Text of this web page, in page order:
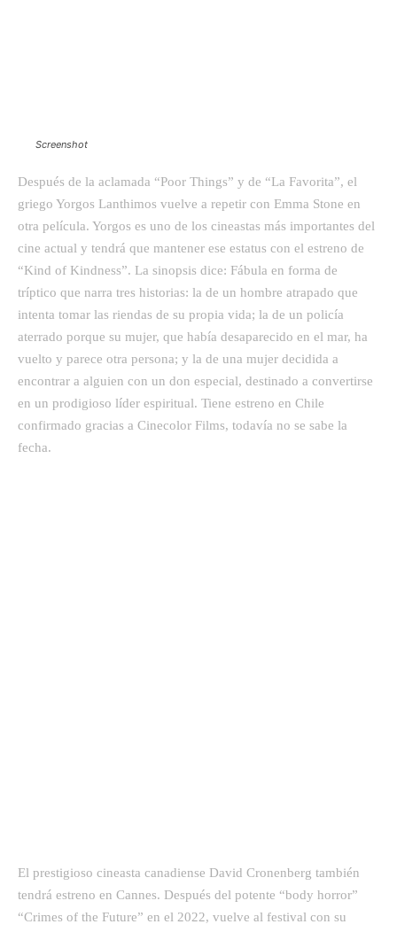
Screenshot
Después de la aclamada “Poor Things” y de “La Favorita”, el
griego Yorgos Lanthimos vuelve a repetir con Emma Stone en
otra película. Yorgos es uno de los cineastas más importantes del
cine actual y tendrá que mantener ese estatus con el estreno de
“Kind of Kindness”. La sinopsis dice: Fábula en forma de
tríptico que narra tres historias: la de un hombre atrapado que
intenta tomar las riendas de su propia vida; la de un policía
aterrado porque su mujer, que había desaparecido en el mar, ha
vuelto y parece otra persona; y la de una mujer decidida a
encontrar a alguien con un don especial, destinado a convertirse
en un prodigioso líder espiritual. Tiene estreno en Chile
confirmado gracias a Cinecolor Films, todavía no se sabe la
fecha.
El prestigioso cineasta canadiense David Cronenberg también
tendrá estreno en Cannes. Después del potente “body horror”
“Crimes of the Future” en el 2022, vuelve al festival con su